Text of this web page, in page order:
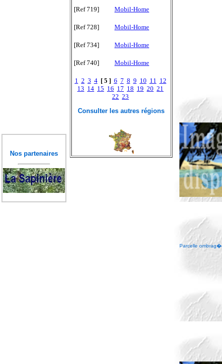
Nos partenaires
[Ref 719] Mobil-Home
[Ref 728] Mobil-Home
[Ref 734] Mobil-Home
[Ref 740] Mobil-Home
1 2 3 4 [ 5 ] 6 7 8 9 10 11 12
13 14 15 16 17 18 19 20 21
22 23
Consulter les autres régions
Parcelle